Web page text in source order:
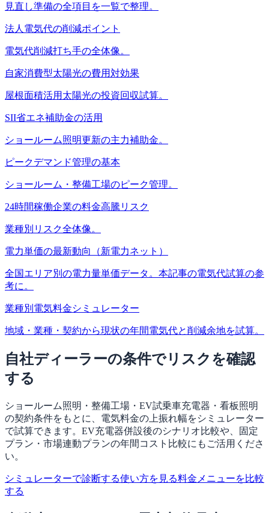
見直し準備の全項目を一覧で整理。
法人電気代の削減ポイント
電気代削減打ち手の全体像。
自家消費型太陽光の費用対効果
屋根面積活用太陽光の投資回収試算。
SII省エネ補助金の活用
ショールーム照明更新の主力補助金。
ピークデマンド管理の基本
ショールーム・整備工場のピーク管理。
24時間稼働企業の料金高騰リスク
業種別リスク全体像。
電力単価の最新動向（新電力ネット）
全国エリア別の電力量単価データ。本記事の電気代試算の参
考に。
業種別電気料金シミュレーター
地域・業種・契約から現状の年間電気代と削減余地を試算。
自社ディーラーの条件でリスクを確認
する
ショールーム照明・整備工場・EV試乗車充電器・看板照明
の契約条件をもとに、電気料金の上振れ幅をシミュレーター
で試算できます。EV充電器併設後のシナリオ比較や、固定
プラン・市場連動プランの年間コスト比較にもご活用くださ
い。
シミュレーターで診断する使い方を見る料金メニューを比較
する